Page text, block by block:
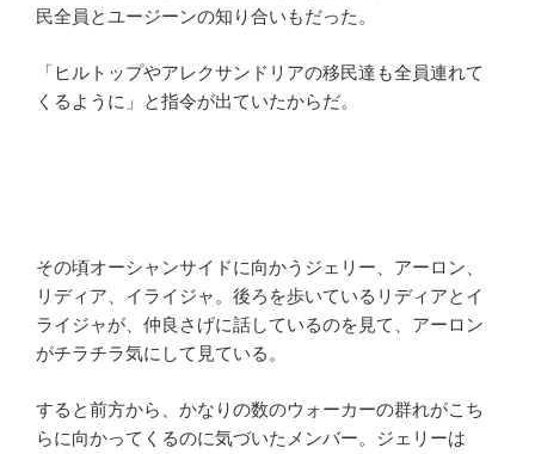
民全員とユージーンの知り合いもだった。
「ヒルトップやアレクサンドリアの移民達も全員連れて
くるように」と指令が出ていたからだ。
その頃オーシャンサイドに向かうジェリー、アーロン、
リディア、イライジャ。後ろを歩いているリディアとイ
ライジャが、仲良さげに話しているのを見て、アーロン
がチラチラ気にして見ている。
すると前方から、かなりの数のウォーカーの群れがこち
らに向かってくるのに気づいたメンバー。ジェリーは